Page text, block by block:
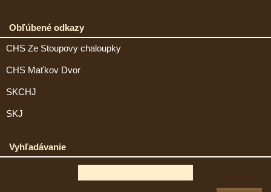
Obľúbené odkazy
CHS Ze Stoupovy chaloupky
CHS Maťkov Dvor
SKCHJ
SKJ
Vyhľadávanie